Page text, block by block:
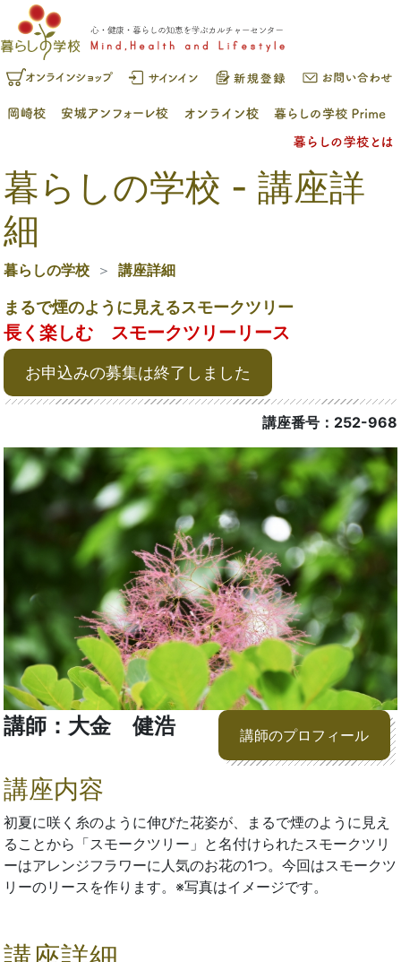
暮らしの学校 - 講座詳
細
暮らしの学校 講座詳細
まるで煙のように見えるスモークツリー
長く楽しむ スモークツリーリース
お申込みの募集は終了しました
講座番号：252-968
講師：大金 健浩 講師のプロフィール
講座内容
初夏に咲く糸のように伸びた花姿が、まるで煙のように見え
ることから「スモークツリー」と名付けられたスモークツリ
ーはアレンジフラワーに人気のお花の1つ。今回はスモークツ
リーのリースを作ります。※写真はイメージです。